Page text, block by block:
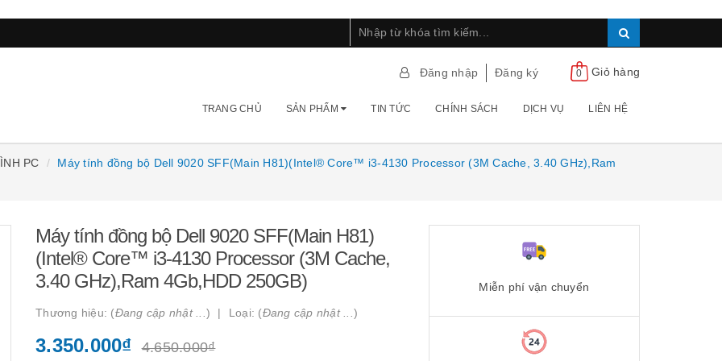
Đăng nhập Đăng ký 0 Giỏ hàng
TRANG CHỦ SẢN PHẨM TIN TỨC CHÍNH SÁCH DỊCH VỤ LIÊN HỆ
PC Máy tính đồng bộ Dell 9020 SFF(Main H81)(Intel® Core™ i3-4130 Processor (3M Cache, 3.40 GHz),Ram
Máy tính đồng bộ Dell 9020 SFF(Main H81)
(Intel® Core™ i3-4130 Processor (3M Cache,
3.40 GHz),Ram 4Gb,HDD 250GB)
Thương hiệu: (Đang cập nhật ... ) Loại: (Đang cập nhật ... )
3.350.000₫ 4.650.000₫
Miễn phí vận chuyển